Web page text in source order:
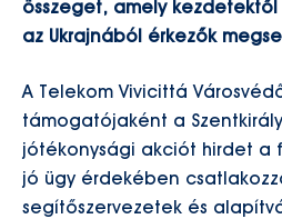
összeget, amely kezdetektől
az Ukrajnából érkezők
A Telekom Vivicittá
támogatójaként a
jótékonysági akciót hirdet a
jó ügy érdekében
segítőszervezetek és